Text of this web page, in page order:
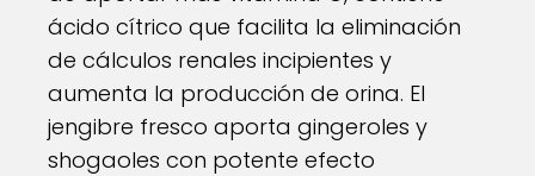
ácido cítrico que facilita la eliminación
de cálculos renales incipientes y
aumenta la producción de orina. El
jengibre fresco aporta gingeroles y
shogaoles con potente efecto